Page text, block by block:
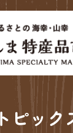
品市
・お土
トピック